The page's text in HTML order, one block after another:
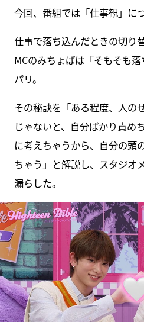
今回、番組では「仕事観」に
仕事で落ち込んだときの切り
MCのみちょぱは「そもそも
パリ。
その秘訣を「ある程度、人の
じゃないと、自分ばかり責め
に考えちゃうから、自分の頭
ちゃう」と解説し、スタジオ
漏らした。